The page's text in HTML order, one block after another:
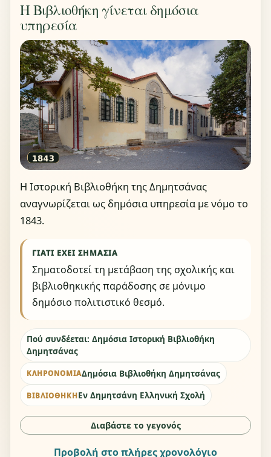
Η Βιβλιοθήκη γίνεται δημόσια
υπηρεσία
Η Ιστορική Βιβλιοθήκη της Δημητσάνας
αναγνωρίζεται ως δημόσια υπηρεσία με νόμο το
1843.
ΓΙΑΤΊ ΈΧΕΙ ΣΗΜΑΣΊΑ
Σηματοδοτεί τη μετάβαση της σχολικής και
βιβλιοθηκικής παράδοσης σε μόνιμο
δημόσιο πολιτιστικό θεσμό.
Πού συνδέεται: Δημόσια Ιστορική Βιβλιοθήκη
Δημητσάνας
ΚΛΗΡΟΝΟΜΙΆΔημόσια Βιβλιοθήκη Δημητσάνας
ΒΙΒΛΙΟΘΉΚΗΕν Δημητσάνη Ελληνική Σχολή
Διαβάστε το γεγονός
Προβολή στο πλήρες χρονολόγιο